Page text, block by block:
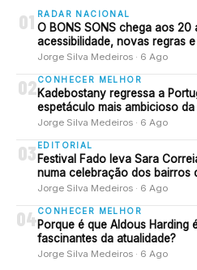
01 RADAR NACIONAL
O BONS SONS chega aos 20
acessibilidade, novas regras e
Jorge Silva Medeiros · 6 Ago
02 CONHECER MELHOR
Kadebostany regressa a
espetáculo mais ambicioso
Jorge Silva Medeiros · 6 Ago
03 EDITORIAL
Festival Fado leva Sara
numa celebração dos bairros
Jorge Silva Medeiros · 6 Ago
04CONHECER MELHOR
Porque é que Aldous Harding
fascinantes da atualidade?
Jorge Silva Medeiros · 6 Ago